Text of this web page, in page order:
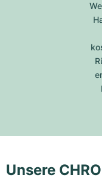
Unsere